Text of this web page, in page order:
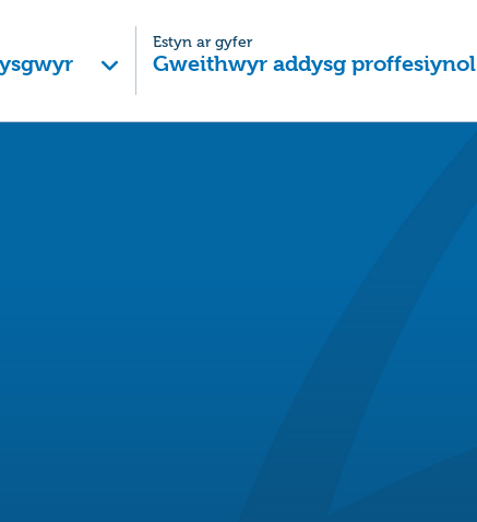
Estyn ar gyfer
Gweithwyr addysg proffesiynol